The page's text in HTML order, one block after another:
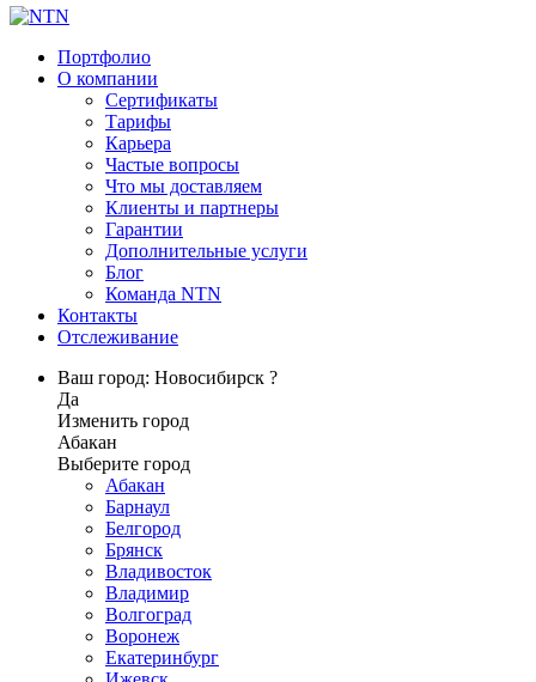
Портфолио
О компании
Сертификаты
Тарифы
Карьера
Частые вопросы
Что мы доставляем
Клиенты и партнеры
Гарантии
Дополнительные услуги
Блог
Команда NTN
Контакты
Отслеживание
Ваш город: Новосибирск ?
Да
Изменить город
Абакан
Выберите город
Абакан
Барнаул
Белгород
Брянск
Владивосток
Владимир
Волгоград
Воронеж
Екатеринбург